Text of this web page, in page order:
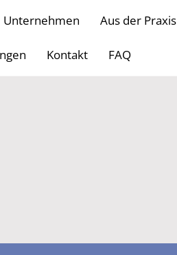
Unternehmen Aus der Praxis
Kontakt FAQ